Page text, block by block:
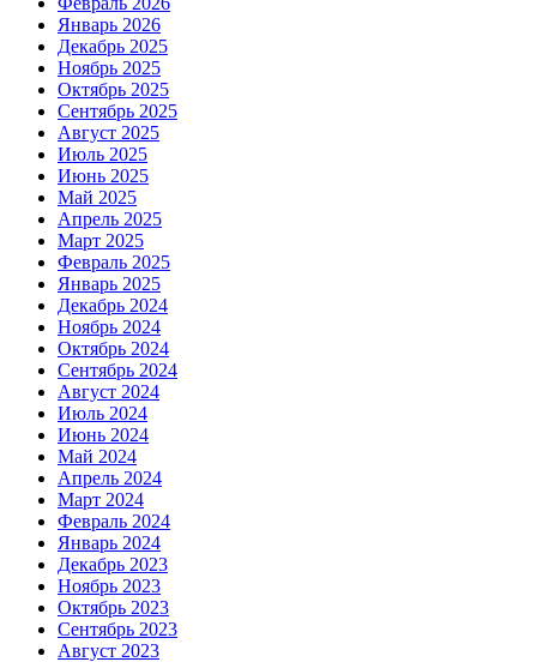
Январь 2026
Декабрь 2025
Ноябрь 2025
Октябрь 2025
Сентябрь 2025
Август 2025
Июль 2025
Июнь 2025
Май 2025
Апрель 2025
Март 2025
Февраль 2025
Январь 2025
Декабрь 2024
Ноябрь 2024
Октябрь 2024
Сентябрь 2024
Август 2024
Июль 2024
Июнь 2024
Май 2024
Апрель 2024
Март 2024
Февраль 2024
Январь 2024
Декабрь 2023
Ноябрь 2023
Октябрь 2023
Сентябрь 2023
Август 2023